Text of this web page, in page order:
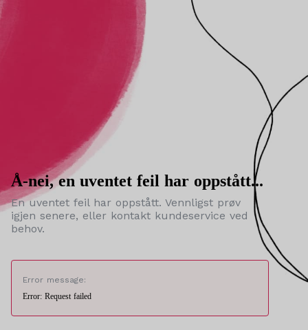
Å-nei, en uventet feil har oppstått...
En uventet feil har oppstått. Vennligst prøv
igjen senere, eller kontakt kundeservice ved
behov.
Error message:
Error: Request failed